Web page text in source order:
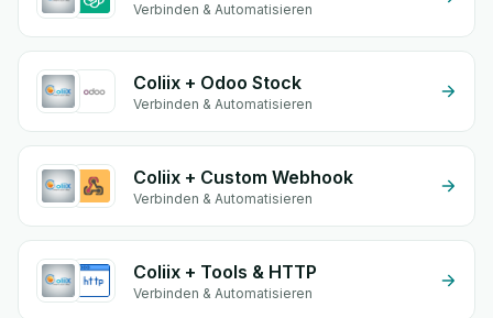
Verbinden & Automatisieren
Coliix + Odoo Stock
Verbinden & Automatisieren
Coliix + Custom Webhook
Verbinden & Automatisieren
Coliix + Tools & HTTP
Verbinden & Automatisieren